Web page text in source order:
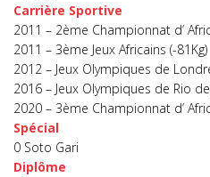
Carrière Sportive
2011 – 2ème Championnat d’
2011 – 3ème Jeux Africains (-81Kg)
2012 – Jeux Olympiques de
2016 – Jeux Olympiques de Rio
2020 – 3ème Championnat d’
Spécial
0 Soto Gari
Diplôme